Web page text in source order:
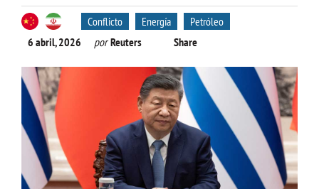
Conflicto Energía
Petróleo
6 abril, 2026
porReuters Share